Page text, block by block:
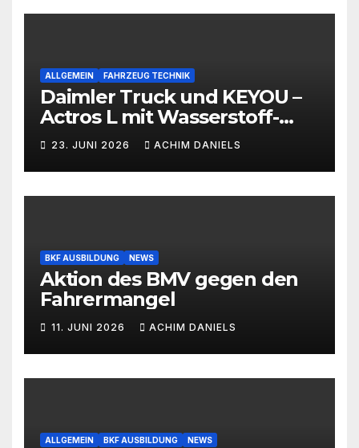
ALLGEMEIN FAHRZEUG TECHNIK
Daimler Truck und KEYOU –
Actros L mit Wasserstoff-
Verbrennermotor
23. JUNI 2026 ACHIM DANIELS
BKF AUSBILDUNG NEWS
Aktion des BMV gegen den
Fahrermangel
11. JUNI 2026 ACHIM DANIELS
ALLGEMEIN BKF AUSBILDUNG NEWS